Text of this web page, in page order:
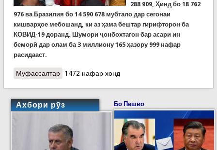
288 909, Ҳинд бо 18 762
976 ва Бразилия бо 14 590 678 мубтало дар сегонаи
кишварҳое мебошанд, ки аз ҳама бештар гирифторон ба
КОВИД-19 доранд. Шумори ҷонбохтагон бар асари ин
беморӣ дар олам ба 3 миллиону 165 ҳазору 999 нафар
расидааст.
Муфассалтаро COVID-19: 3 миллиону 165 ҳазору 999 куштаи
1472 нафар хонд
Ахбори рӯз Бо Пешво